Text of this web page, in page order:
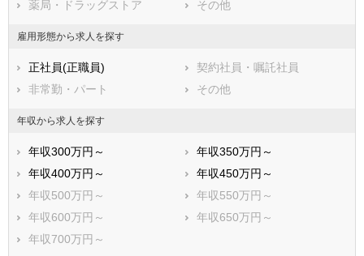
武蔵野市
三鷹市
青梅市
町田市
小金井市
小平市
日野市
東村山市
狛江市
東大和市
清瀬市
東久留米市
武蔵村山市
多摩市
稲城市
羽村市
あきる野市
薬局・ドラッグストア その他
雇用形態から求人を探す
正社員(正職員)
契約社員・嘱託社員
非常勤・パート
その他
年収から求人を探す
年収300万円～
年収350万円～
年収400万円～
年収450万円～
年収500万円～
年収550万円～
年収600万円～
年収650万円～
年収700万円～